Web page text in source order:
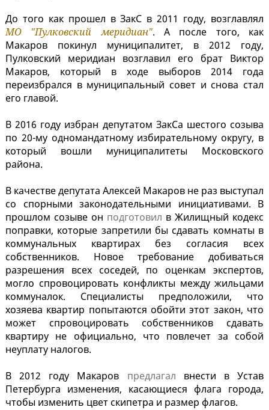
До того как прошел в ЗакС в 2011 году, возглавлял
МО "Пулковский меридиан". А после того, как
Макаров покинул муниципалитет, в 2012 году,
Пулковский меридиан возглавил его брат Виктор
Макаров, который в ходе выборов 2014 года
переизбрался в муниципальный совет и снова стал
его главой.
В 2016 году избран депутатом ЗакСа шестого созыва
по 20-му одномандатному избирательному округу, в
который вошли муниципалитеты Московского
района.
В качестве депутата Алексей Макаров не раз выступал
со спорными законодательными инициативами. В
прошлом созыве он подготовил в Жилищный кодекс
поправки, которые запретили бы сдавать комнаты в
коммунальных квартирах без согласия всех
собственников. Новое требование добиваться
разрешения всех соседей, по оценкам экспертов,
могло спровоцировать конфликты между жильцами
коммуналок. Специалисты предположили, что
хозяева квартир попытаются обойти этот закон, что
может спровоцировать собственников сдавать
квартиру не официально, что повлечет за собой
неуплату налогов.
В 2012 году Макаров предлагал внести в Устав
Петербурга изменения, касающиеся флага города,
чтобы изменить цвет скипетра и размер флагов.